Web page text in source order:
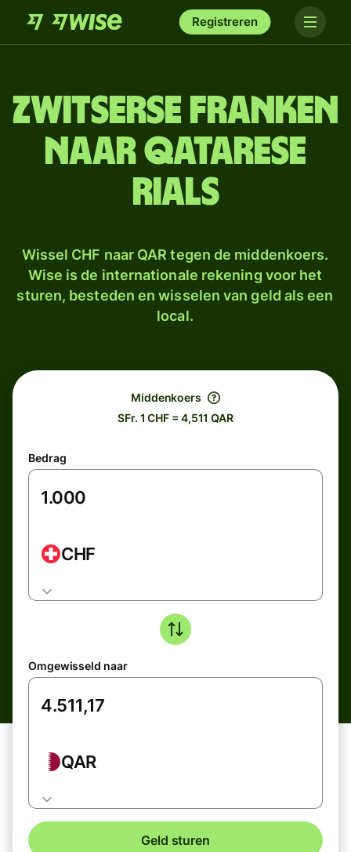
Registreren
Zwitserse franken
naar Qatarese
rials
Wissel CHF naar QAR tegen de middenkoers.
Wise is de internationale rekening voor het
sturen, besteden en wisselen van geld als een
local.
Middenkoers
SFr. 1 CHF = 4,511 QAR
Bedrag
CHF
Omgewisseld naar
QAR
Geld sturen